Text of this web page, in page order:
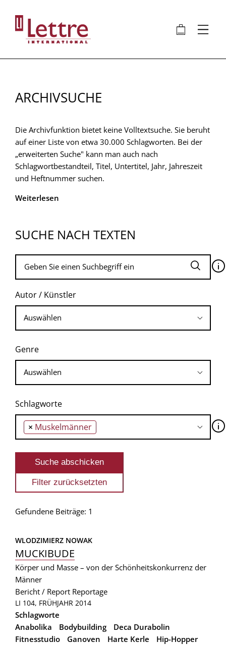
Inhalt
🛍 ⋮
ARCHIVSUCHE
Die Archivfunktion bietet keine Volltextsuche. Sie beruht
auf einer Liste von etwa 30.000 Schlagworten. Bei der
„erweiterten Suche" kann man auch nach
Schlagwortbestandteil, Titel, Untertitel, Jahr, Jahreszeit
und Heftnummer suchen.
Weiterlesen
SUCHE NACH TEXTEN
🛈
Autor / Künstler
Genre
Schlagworte
× Muskelmänner 🛈
Gefundene Beiträge: 1
WLODZIMIERZ NOWAK
MUCKIBUDE
Körper und Masse – von der Schönheitskonkurrenz der
Männer
Bericht / Report Reportage
LI 104, FRÜHJAHR 2014
Schlagworte
Anabolika
Bodybuilding
Deca Durabolin
Fitnesstudio
Ganoven Harte Kerle
Hip-Hopper